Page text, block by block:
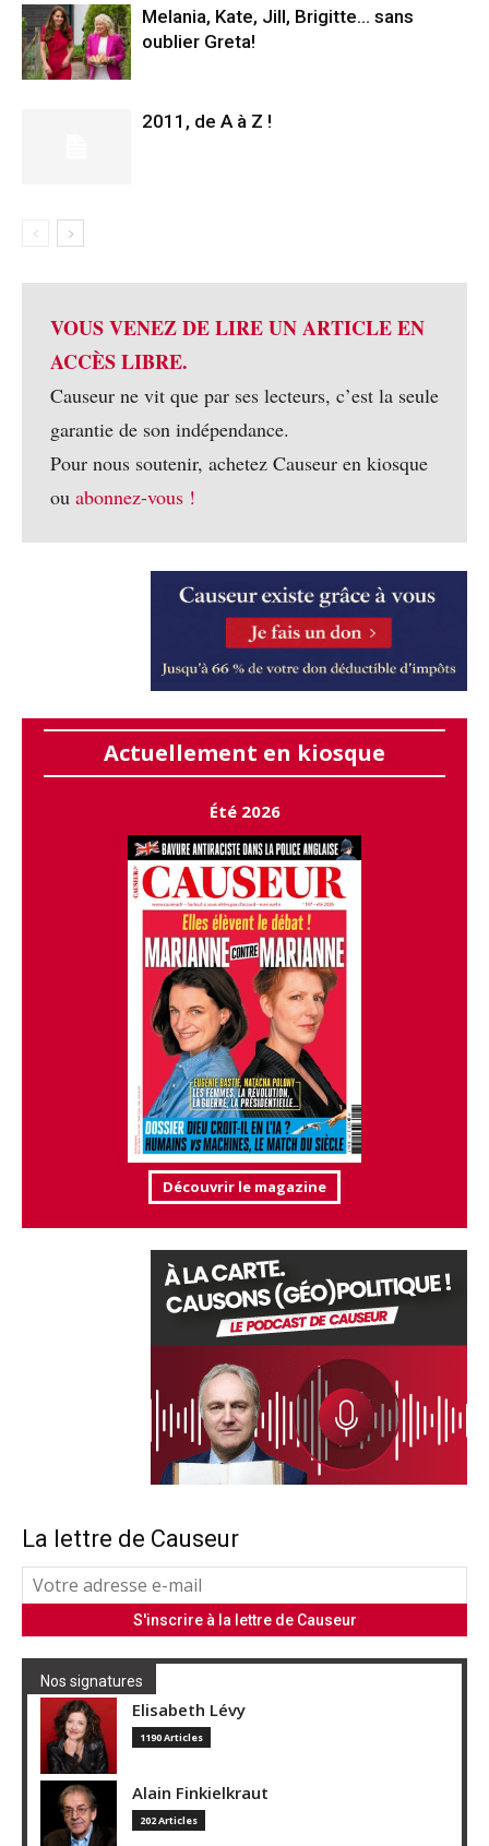
Melania, Kate, Jill, Brigitte… sans
oublier Greta!
2011, de A à Z !
VOUS VENEZ DE LIRE UN ARTICLE EN
ACCÈS LIBRE.
Causeur ne vit que par ses lecteurs, c’est la seule
garantie de son indépendance.
Pour nous soutenir, achetez Causeur en kiosque
ou abonnez-vous !
Actuellement en kiosque
Été 2026
Découvrir le magazine
La lettre de Causeur
Nos signatures
Elisabeth Lévy
1190 Articles
Alain Finkielkraut
202 Articles